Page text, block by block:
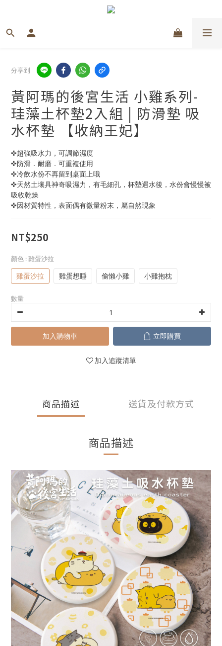
分享到
黃阿瑪的後宮生活 小雞系列-
珪藻土杯墊2入組 | 防滑墊 吸
水杯墊 【收納王妃】
✜超強吸水力，可調節濕度
✜防滑．耐磨．可重複使用
✜冷飲水份不再留到桌面上哦
✜天然土壤具神奇吸濕力，有毛細孔，杯墊遇水後，水份會慢慢被
吸收乾燥
✜因材質特性，表面偶有微量粉末，屬自然現象
NT$250
顏色 : 雞蛋沙拉
雞蛋沙拉 雞蛋想睡 偷懶小雞 小雞抱枕
數量
加入購物車 立即購買
加入追蹤清單
商品描述 送貨及付款方式
商品描述